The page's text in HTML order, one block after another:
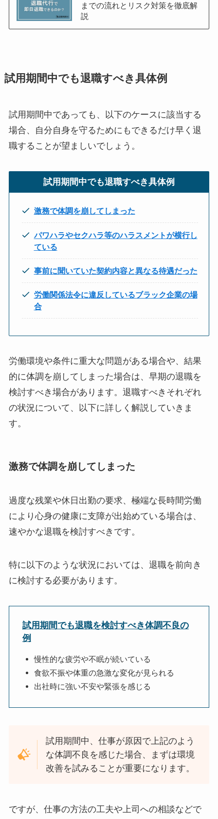
までの流れとリスク対策を徹底解
説
試用期間中でも退職すべき具体例
試用期間中であっても、以下のケースに該当する
場合、自分自身を守るためにもできるだけ早く退
職することが望ましいでしょう。
試用期間中でも退職すべき具体例
激務で体調を崩してしまった
パワハラやセクハラ等のハラスメントが横行し
ている
事前に聞いていた契約内容と異なる待遇だった
労働関係法令に違反しているブラック企業の場
合
労働環境や条件に重大な問題がある場合や、結果
的に体調を崩してしまった場合は、早期の退職を
検討すべき場合があります。退職すべきそれぞれ
の状況について、以下に詳しく解説していきま
す。
激務で体調を崩してしまった
過度な残業や休日出勤の要求、極端な長時間労働
により心身の健康に支障が出始めている場合は、
速やかな退職を検討すべきです。
特に以下のような状況においては、退職を前向き
に検討する必要があります。
試用期間でも退職を検討すべき体調不良の
例
慢性的な疲労や不眠が続いている
食欲不振や体重の急激な変化が見られる
出社時に強い不安や緊張を感じる
試用期間中、仕事が原因で上記のよう
な体調不良を感じた場合、まずは環境
改善を試みることが重要になります。
ですが、仕事の方法の工夫や上司への相談などで